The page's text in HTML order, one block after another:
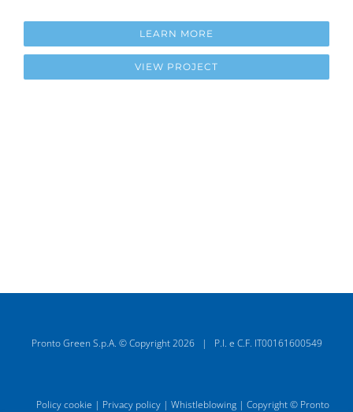
LEARN MORE
VIEW PROJECT
Pronto Green S.p.A. © Copyright2026 | P.I. e C.F. IT00161600549
Policy cookie | Privacy policy | Whistleblowing | Copyright © Pronto